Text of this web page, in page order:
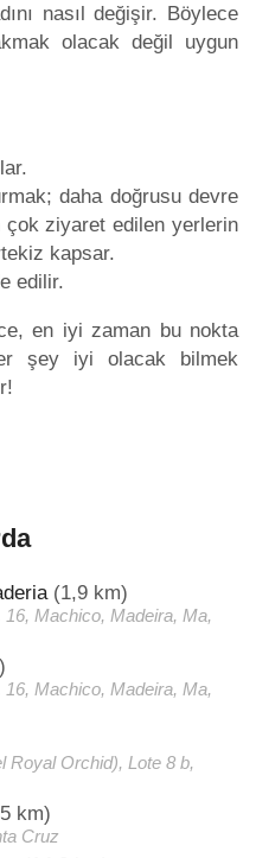
nasıl değişir. Böylece
olacak değil uygun
daha doğrusu devre
çok ziyaret edilen yerlerin
kapsar.
edilir.
en iyi zaman bu nokta
şey iyi olacak bilmek
(1,9 km)
Machico, Madeira, Ma,
Machico, Madeira, Ma,
Royal Orchid), Lote 8 b,
km)
Cruz